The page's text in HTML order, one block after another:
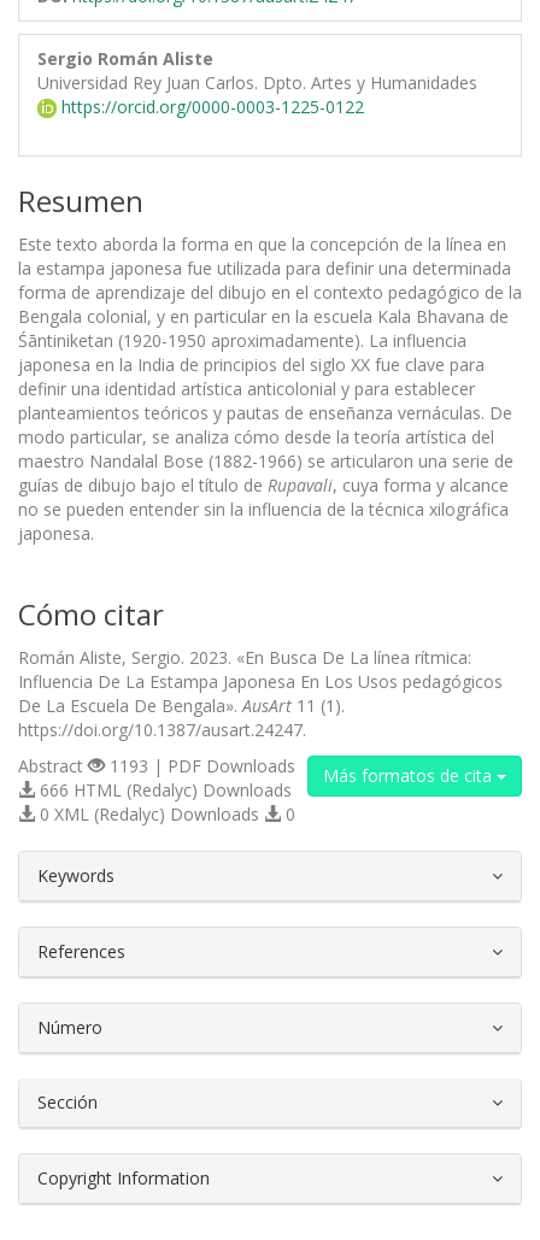
Sergio Román Aliste
Universidad Rey Juan Carlos. Dpto. Artes y Humanidades
https://orcid.org/0000-0003-1225-0122
Resumen
Este texto aborda la forma en que la concepción de la línea en
la estampa japonesa fue utilizada para definir una determinada
forma de aprendizaje del dibujo en el contexto pedagógico de la
Bengala colonial, y en particular en la escuela Kala Bhavana de
Śāntiniketan (1920-1950 aproximadamente). La influencia
japonesa en la India de principios del siglo XX fue clave para
definir una identidad artística anticolonial y para establecer
planteamientos teóricos y pautas de enseñanza vernáculas. De
modo particular, se analiza cómo desde la teoría artística del
maestro Nandalal Bose (1882-1966) se articularon una serie de
guías de dibujo bajo el título de Rupavali, cuya forma y alcance
no se pueden entender sin la influencia de la técnica xilográfica
japonesa.
Cómo citar
Román Aliste, Sergio. 2023. «En Busca De La línea rítmica:
Influencia De La Estampa Japonesa En Los Usos pedagógicos
De La Escuela De Bengala».AusArt 11 (1).
https://doi.org/10.1387/ausart.24247.
Más formatos de cita
Abstract
1193 | PDF Downloads
666 HTML (Redalyc) Downloads
0 XML (Redalyc) Downloads
0
Keywords
References
Número
Sección
Copyright Information